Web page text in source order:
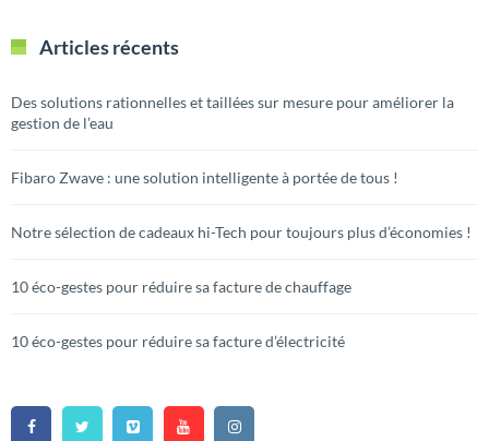
Articles récents
Des solutions rationnelles et taillées sur mesure pour améliorer la
gestion de l’eau
Fibaro Zwave : une solution intelligente à portée de tous !
Notre sélection de cadeaux hi-Tech pour toujours plus d’économies !
10 éco-gestes pour réduire sa facture de chauffage
10 éco-gestes pour réduire sa facture d’électricité